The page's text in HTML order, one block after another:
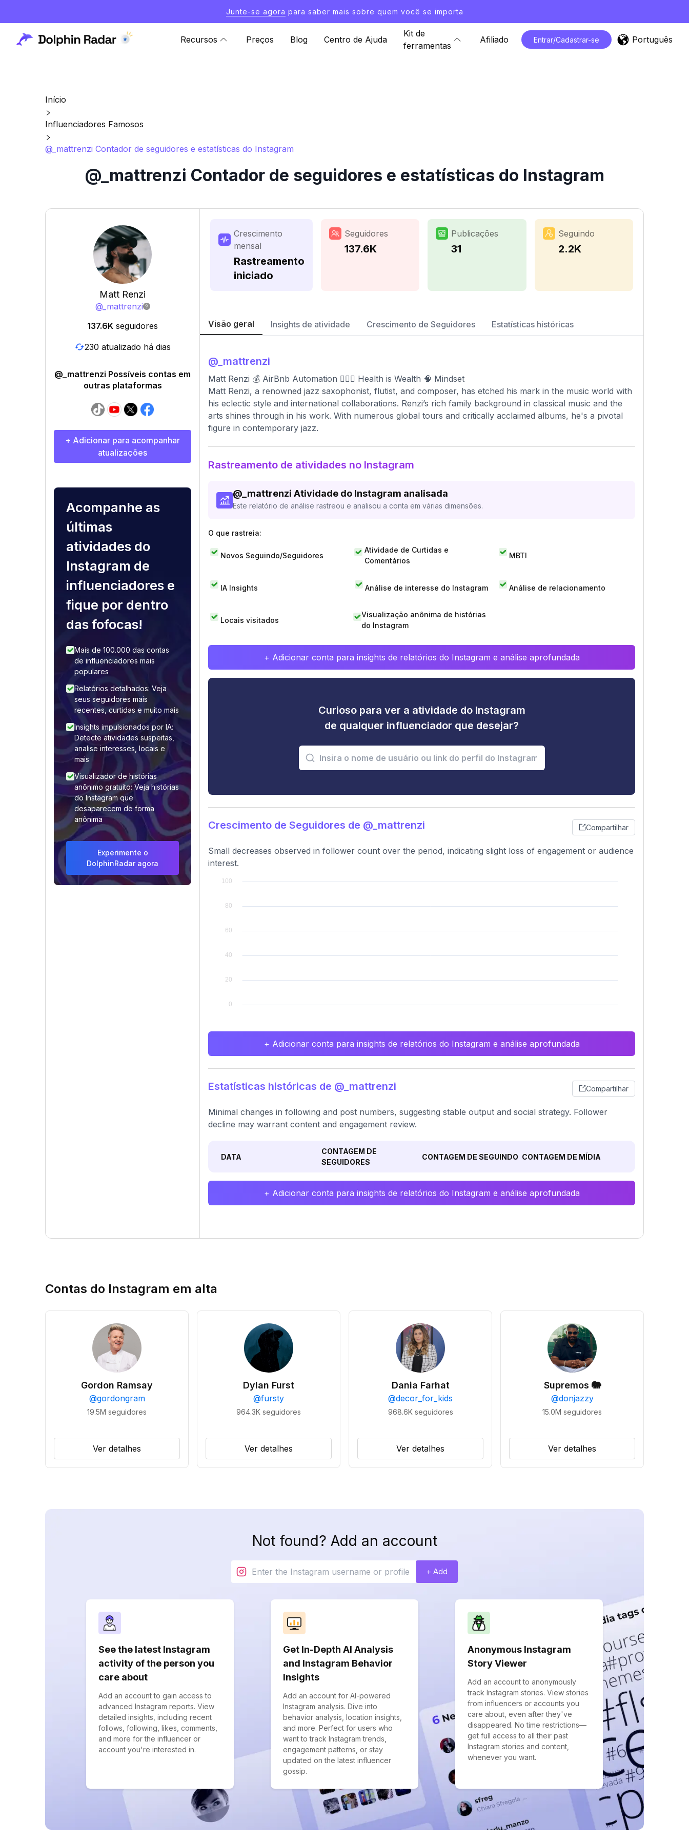
Junte-se agora para saber mais sobre quem você se importa
Recursos Preços Blog Centro de Ajuda
Kit de
ferramentas
Afiliado Entrar/Cadastrar-se Português
Início
Influenciadores Famosos
@_mattrenzi Contador de seguidores e estatísticas do Instagram
@_mattrenzi Contador de seguidores e estatísticas do Instagram
Matt Renzi
@_mattrenzi
137.6K seguidores
230 atualizado há dias
@_mattrenzi Possíveis contas em
outras plataformas
+ Adicionar para acompanhar
atualizações
Acompanhe as
últimas
atividades do
Instagram de
influenciadores e
fique por dentro
das fofocas!
Mais de 100.000 das contas
de influenciadores mais
populares
Relatórios detalhados: Veja
seus seguidores mais
recentes, curtidas e muito mais
Insights impulsionados por IA:
Detecte atividades suspeitas,
analise interesses, locais e
mais
Visualizador de histórias
anônimo gratuito: Veja histórias
do Instagram que
desaparecem de forma
anônima
Experimente o
DolphinRadar agora
Crescimento
mensal
Rastreamento
iniciado
Seguidores
137.6K
Publicações
31
Seguindo
2.2K
Visão geral Insights de atividade Crescimento de Seguidores Estatísticas históricas
@ _mattrenzi
Matt Renzi 💰 AirBnb Automation 🏋🏻‍♂️ Health is Wealth 🧠 Mindset
Matt Renzi, a renowned jazz saxophonist, flutist, and composer, has etched his mark in the music world with
his eclectic style and international collaborations. Renzi’s rich family background in classical music and the
arts shines through in his work. With numerous global tours and critically acclaimed albums, he's a pivotal
figure in contemporary jazz.
Rastreamento de atividades no Instagram
@ _mattrenzi Atividade do Instagram analisada
Este relatório de análise rastreou e analisou a conta em várias dimensões.
O que rastreia:
Novos Seguindo/Seguidores
Atividade de Curtidas e
Comentários
MBTI
IA Insights Análise de interesse do Instagram Análise de relacionamento
Locais visitados
Visualização anônima de histórias
do Instagram
+ Adicionar conta para insights de relatórios do Instagram e análise aprofundada
Curioso para ver a atividade do Instagram
de qualquer influenciador que desejar?
Crescimento de Seguidores de @_mattrenzi Compartilhar
Small decreases observed in follower count over the period, indicating slight loss of engagement or audience
interest.
+ Adicionar conta para insights de relatórios do Instagram e análise aprofundada
Estatísticas históricas de @_mattrenzi Compartilhar
Minimal changes in following and post numbers, suggesting stable output and social strategy. Follower
decline may warrant content and engagement review.
DATA
CONTAGEM DE
SEGUIDORES
CONTAGEM DE SEGUINDO CONTAGEM DE MÍDIA
+ Adicionar conta para insights de relatórios do Instagram e análise aprofundada
Contas do Instagram em alta
Gordon Ramsay
@gordongram
19.5M seguidores
Ver detalhes
Dylan Furst
@fursty
964.3K seguidores
Ver detalhes
Dania Farhat
@decor_for_kids
968.6K seguidores
Ver detalhes
Supremos 🐘
@donjazzy
15.0M seguidores
Ver detalhes
Not found? Add an account
+ Add
See the latest Instagram
activity of the person you
care about
Add an account to gain access to
advanced Instagram reports. View
detailed insights, including recent
follows, following, likes, comments,
and more for the influencer or
account you're interested in.
Get In-Depth AI Analysis
and Instagram Behavior
Insights
Add an account for AI-powered
Instagram analysis. Dive into
behavior analysis, location insights,
and more. Perfect for users who
want to track Instagram trends,
engagement patterns, or stay
updated on the latest influencer
gossip.
Anonymous Instagram
Story Viewer
Add an account to anonymously
track Instagram stories. View stories
from influencers or accounts you
care about, even after they've
disappeared. No time restrictions—
get full access to all their past
Instagram stories and content,
whenever you want.